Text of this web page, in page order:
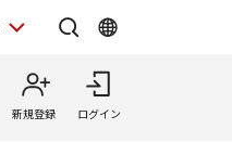
新規登録 ログイン